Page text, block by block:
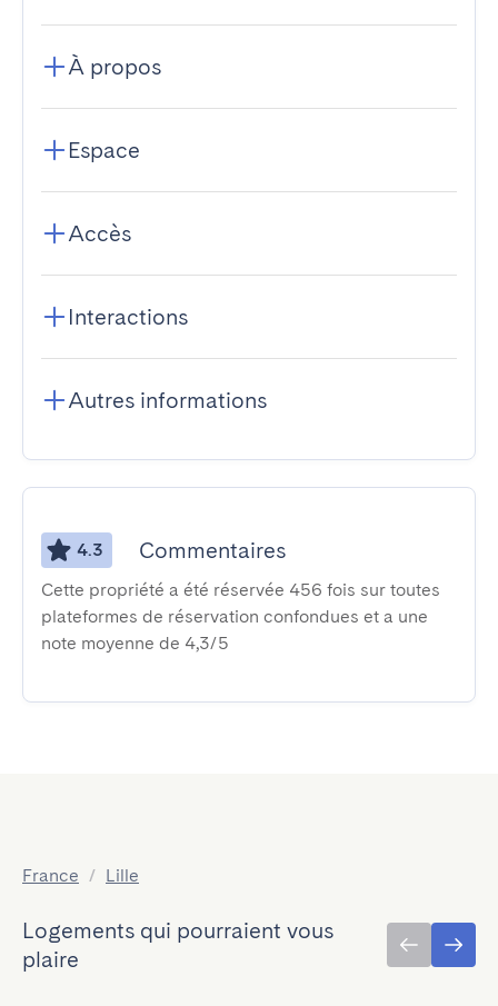
À propos
Espace
Accès
Interactions
Autres informations
4.3 Commentaires
Cette propriété a été réservée 456 fois sur toutes
plateformes de réservation confondues et a une
note moyenne de 4,3/5
France / Lille
Logements qui pourraient vous
plaire